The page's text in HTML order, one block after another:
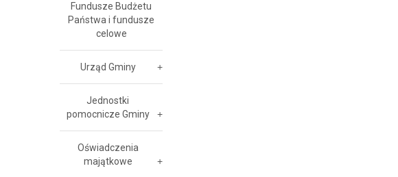
Fundusze Budżetu
Państwa i fundusze
celowe
Urząd Gminy
Jednostki
pomocnicze Gminy
Oświadczenia
majątkowe